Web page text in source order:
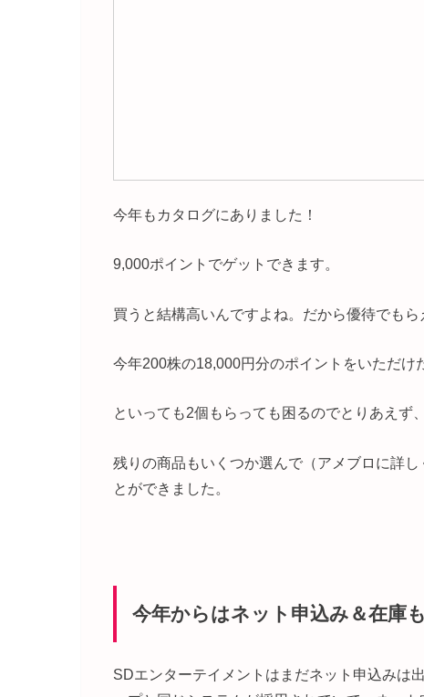
今年もカタログにありました！
9,000ポイントでゲットできます。
買うと結構高いんですよね。だから優待でも
今年200株の18,000円分のポイントをいただけ
といっても2個もらっても困るのでとりあえず
残りの商品もいくつか選んで（アメブロに詳
とができました。
今年からはネット申込み＆在庫
SDエンターテイメントはまだネット申込みは